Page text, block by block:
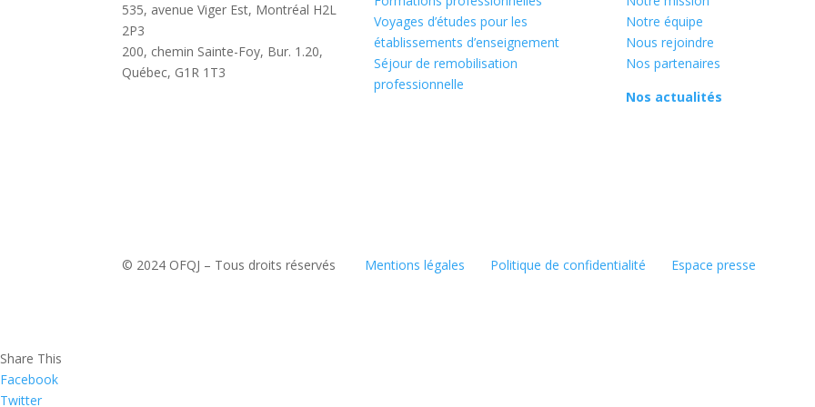
535, avenue Viger Est, Montréal H2L
2P3
200, chemin Sainte-Foy, Bur. 1.20,
Québec, G1R 1T3
Voyages d’études pour les
établissements d’enseignement
Séjour de remobilisation
professionnelle
Notre équipe
Nous rejoindre
Nos partenaires
Nos actualités
© 2024 OFQJ – Tous droits réservés Mentions légales Politique de confidentialité Espace presse
Share This
Facebook
Twitter